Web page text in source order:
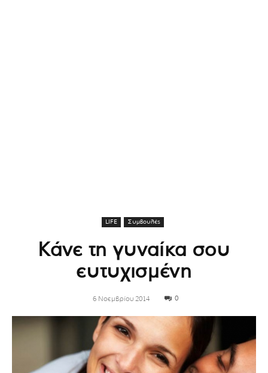
LIFE Συμβουλές
Κάνε τη γυναίκα σου
ευτυχισμένη
6 Νοεμβρίου 2014 0